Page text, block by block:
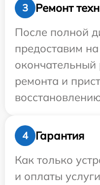
3
Ремонт
После полной
предоставим
окончательный
ремонта и
4
Гарантия
Как только
и оплаты